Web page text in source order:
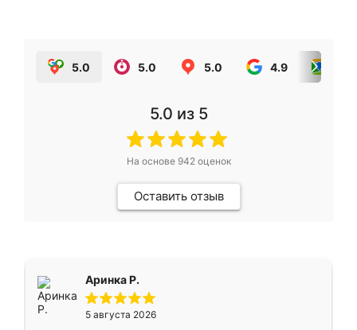
5.0 5.0 5.0 4.9
5.0 из 5
На основе 942оценок
Оставить отзыв
Аринка Р.
5 августа 2026